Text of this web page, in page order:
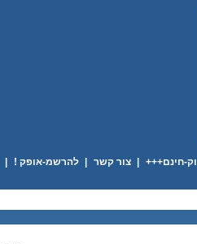
חינם+++ צור קשר להרשמ-אופק !